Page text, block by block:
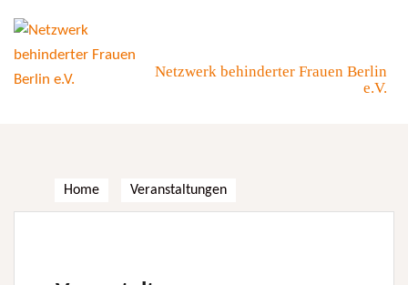
content
Netzwerk behinderter Frauen Berlin
e.V.
Home Veranstaltungen